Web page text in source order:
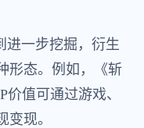
进一步挖掘，衍生
形态。例如，《斩
值可通过游戏、
现。